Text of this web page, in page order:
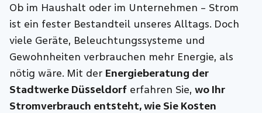
Ob im Haushalt oder im Unternehmen – Strom
ist ein fester Bestandteil unseres Alltags. Doch
viele Geräte, Beleuchtungssysteme und
Gewohnheiten verbrauchen mehr Energie, als
nötig wäre. Mit der Energieberatung der
Stadtwerke Düsseldorf erfahren Sie,wo Ihr
Stromverbrauch entsteht, wie Sie Kosten